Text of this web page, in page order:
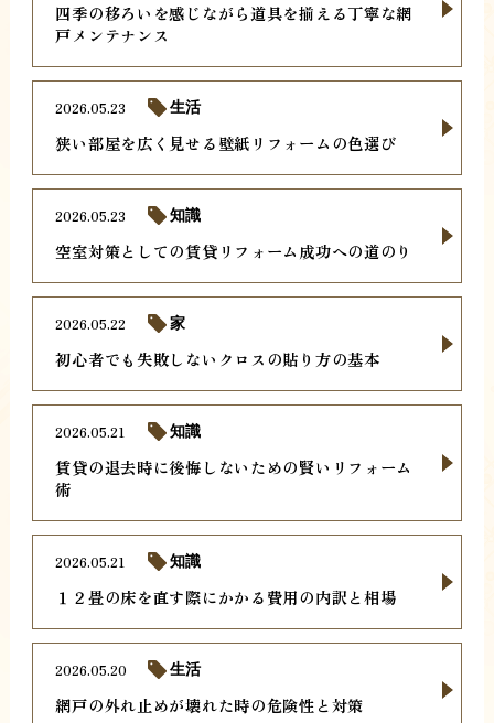
四季の移ろいを感じながら道具を揃える丁寧な網
戸メンテナンス
狭い部屋を広く見せる壁紙リフォームの色選び
2026.05.23 生活
空室対策としての賃貸リフォーム成功への道のり
2026.05.23 知識
初心者でも失敗しないクロスの貼り方の基本
2026.05.22 家
賃貸の退去時に後悔しないための賢いリフォーム
術
2026.05.21 知識
１２畳の床を直す際にかかる費用の内訳と相場
2026.05.21 知識
網戸の外れ止めが壊れた時の危険性と対策
2026.05.20 生活